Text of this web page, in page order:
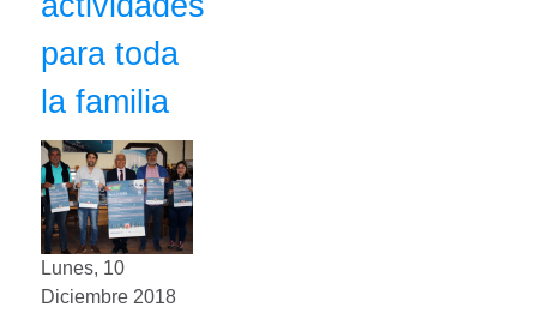
para toda
la familia
Lunes, 10
Diciembre 2018